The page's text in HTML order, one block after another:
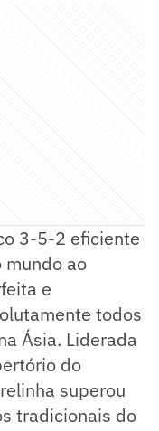
3-5-2 eficiente
mundo ao
e
todos
Ásia. Liderada
do
superou
tradicionais do